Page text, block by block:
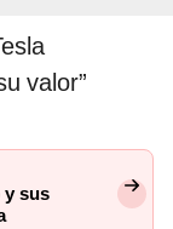
valor”
y sus